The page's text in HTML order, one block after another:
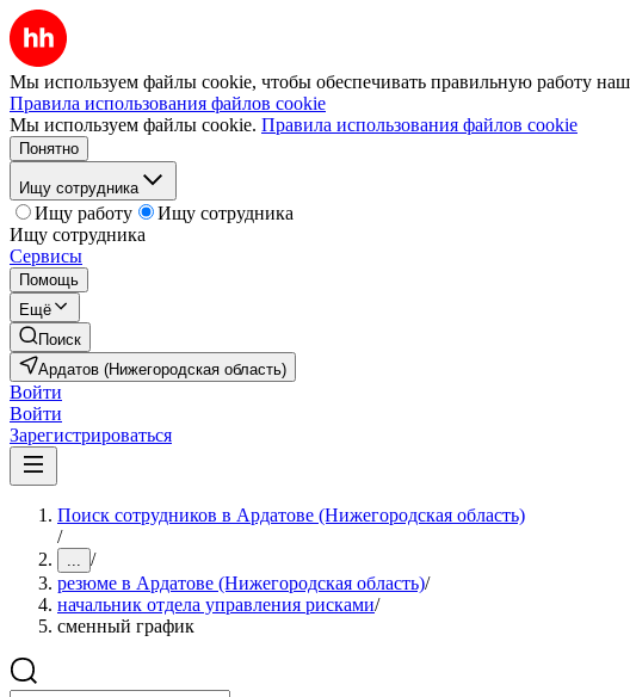
Мы используем файлы cookie, чтобы обеспечивать правильную работу
Правила использования файлов cookie
Мы используем файлы cookie. Правила использования файлов cookie
Понятно
Ищу сотрудника
Ищу работу
Ищу сотрудника
Ищу сотрудника
Сервисы
Помощь
Ещё
Поиск
Ардатов (Нижегородская область)
Войти
Войти
Зарегистрироваться
Поиск сотрудников в Ардатове (Нижегородская область)
/
... /
резюме в Ардатове (Нижегородская область)/
начальник отдела управления рисками/
сменный график